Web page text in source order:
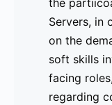
the
Servers, in
on the
soft skills
facing
regarding
-
-
-
-
-
-
de Prensa
2024 – 01
de
Cursos de